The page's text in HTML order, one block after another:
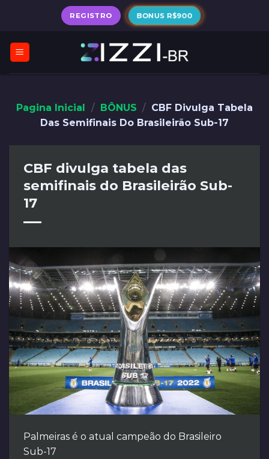
REGISTRO BONUS R$900
Pagina Inicial / BÔNUS / CBF Divulga Tabela
Das Semifinais Do Brasileirão Sub-17
CBF divulga tabela das
semifinais do Brasileirão Sub-
17
Palmeiras é o atual campeão do Brasileiro
Sub-17